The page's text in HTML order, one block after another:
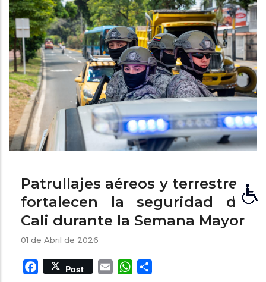
a
la
navegación
Patrullajes aéreos y terrestres
fortalecen la seguridad de
Cali durante la Semana Mayor
01 de Abril de 2026
Facebook
Post Email WhatsApp